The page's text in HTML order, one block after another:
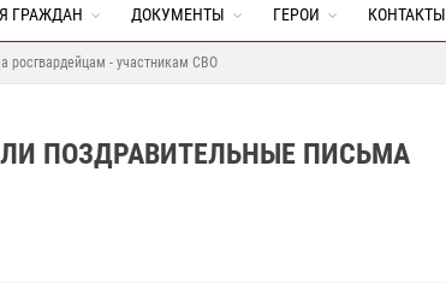
ГРАЖДАН ДОКУМЕНТЫ ГЕРОИ КОНТАКТЫ
росгвардейцам - участникам СВО
ПОЗДРАВИТЕЛЬНЫЕ ПИСЬМА